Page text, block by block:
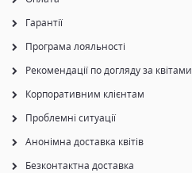
Гарантії
Програма лояльності
Рекомендації по догляду за квітами
Корпоративним клієнтам
Проблемні ситуації
Анонімна доставка квітів
Безконтактна доставка